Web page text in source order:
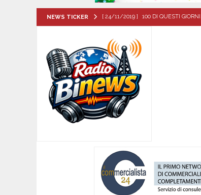
NEWS TICKER [ 24/11/2019 ] 100 DI QUESTI
[ 08/08/2026 ] San Gregorio
Matese EVIDENZA
[ 08/08/2026 ] POLLENA
sul fronte dell’edilizia scolastica
[ 08/08/2026 ]
patronali CULTURA E
[ 08/08/2026 ] Quadrelle in Festa:
EVIDENZA